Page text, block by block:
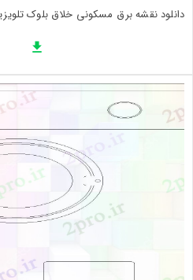
دانلود نقشه برق مسکونی خلاق بلوک تلویزیون